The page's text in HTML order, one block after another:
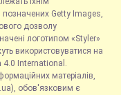
Getty Images,
дозволу
логотипом «Styler»
використовуватися на
4.0 International.
матеріалів,
обов'язковим є